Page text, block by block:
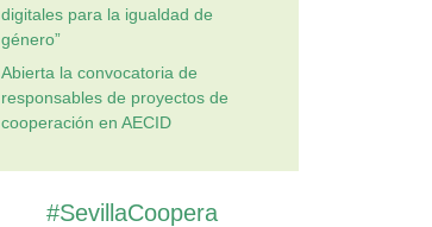
digitales para la igualdad de
género”
Abierta la convocatoria de
responsables de proyectos de
cooperación en AECID
#SevillaCoopera